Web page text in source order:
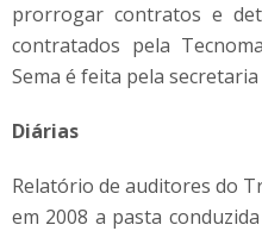
prorrogar contratos e
contratados pela
Sema é feita pela
Diárias
Relatório de auditores do
em 2008 a pasta